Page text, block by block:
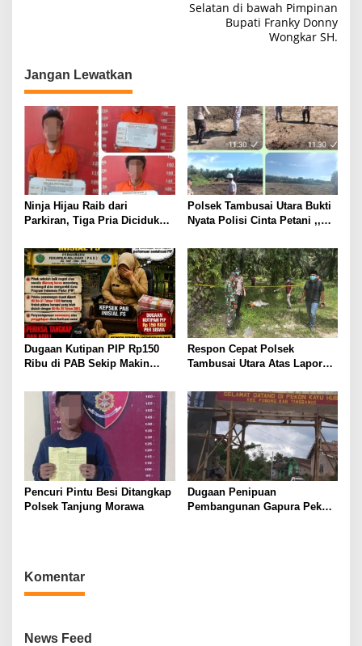
s
i
o
s
Selatan di bawah Pimpinan
Bupati Franky Donny
Wongkar SH.
Jangan Lewatkan
Ninja Hijau Raib dari
Parkiran, Tiga Pria Diciduk
Polsek Tambusai Utara Bukti
Nyata Polisi Cinta Petani ,,
melalui Lahan Jagung PT
Naga Mas.
Dugaan Kutipan PIP Rp150
Ribu di PAB Sekip Makin
Segera Usut
Respon Cepat Polsek
Tambusai Utara Atas Laporan
KM 24.
Pencuri Pintu Besi Ditangkap
Polsek Tanjung Morawa
Dugaan Penipuan
Pembangunan Gapura Pekon
Komentar
News Feed